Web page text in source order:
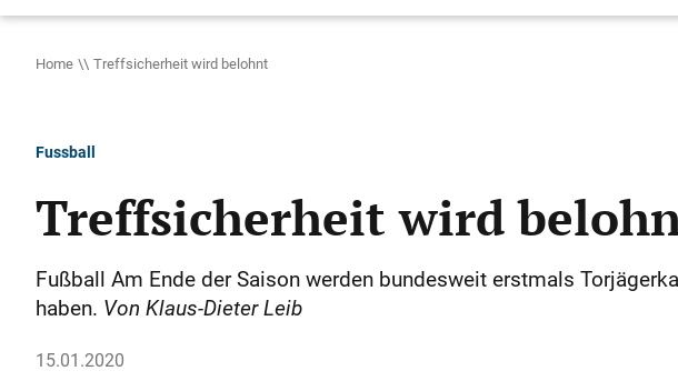
Home Treffsicherheit wird belohnt
Fussball
Treffsicherheit wird
Fußball Am Ende der Saison werden bundesweit erstmals
haben. Von Klaus-Dieter Leib
15.01.2020